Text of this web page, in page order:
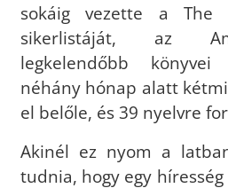
sokáig vezette a The
sikerlistáját, az
legkelendőbb
néhány hónap alatt
el belőle, és 39 nyelvre
Akinél ez nyom a
tudnia, hogy egy